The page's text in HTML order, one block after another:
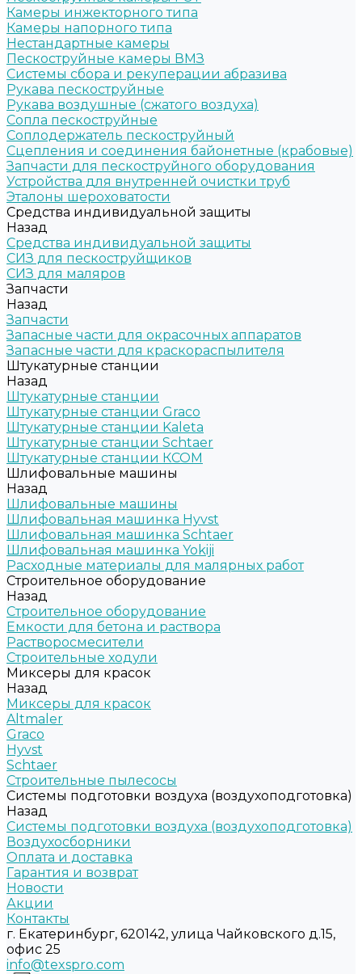
Камеры инжекторного типа
Камеры напорного типа
Нестандартные камеры
Пескоструйные камеры ВМЗ
Системы сбора и рекуперации абразива
Рукава пескоструйные
Рукава воздушные (сжатого воздуха)
Сопла пескоструйные
Соплодержатель пескоструйный
Сцепления и соединения байонетные (крабовые)
Запчасти для пескоструйного оборудования
Устройства для внутренней очистки труб
Эталоны шероховатости
Средства индивидуальной защиты
Назад
Средства индивидуальной защиты
СИЗ для пескоструйщиков
СИЗ для маляров
Запчасти
Назад
Запчасти
Запасные части для окрасочных аппаратов
Запасные части для краскораспылителя
Штукатурные станции
Назад
Штукатурные станции
Штукатурные станции Graco
Штукатурные станции Kaleta
Штукатурные станции Schtaer
Штукатурные станции КСОМ
Шлифовальные машины
Назад
Шлифовальные машины
Шлифовальная машинка Hyvst
Шлифовальная машинка Schtaer
Шлифовальная машинка Yokiji
Расходные материалы для малярных работ
Строительное оборудование
Назад
Строительное оборудование
Емкости для бетона и раствора
Растворосмесители
Строительные ходули
Миксеры для красок
Назад
Миксеры для красок
Altmaler
Graco
Hyvst
Schtaer
Строительные пылесосы
Системы подготовки воздуха (воздухоподготовка)
Назад
Системы подготовки воздуха (воздухоподготовка)
Воздухосборники
Оплата и доставка
Гарантия и возврат
Новости
Акции
Контакты
г. Екатеринбург, 620142, улица Чайковского д.15,
офис 25
info@texspro.com